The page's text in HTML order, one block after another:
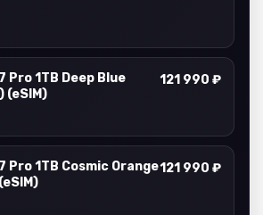
Pro 1TB Deep Blue
(eSIM)
121 990 ₽
Pro 1TB Cosmic Orange121 990 ₽